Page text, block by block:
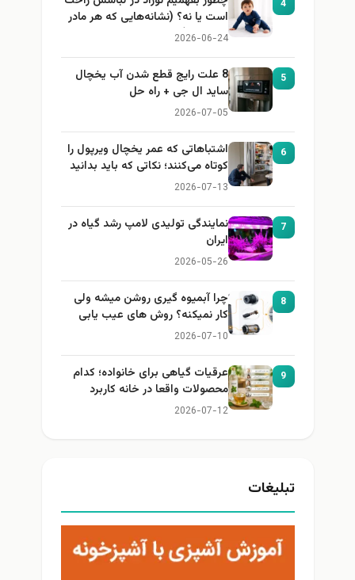
4
است یا نه؟ (نشانه‌هایی که هر مادر
باید بداند)
2026-06-24
5
8 علت رایج قطع شدن آب یخچال
ساید ال جی + راه حل
2026-07-05
6
اشتباهاتی که عمر یخچال ویرپول را
کوتاه می‌کنند؛ نکاتی که باید بدانید
2026-07-13
7
نمایندگی تولیدی لامپ رشد گیاه در
ایران
2026-05-26
8
چرا آبمیوه گیری روشن میشه ولی
کار نمیکنه؟ روش های عیب یابی
2026-07-10
9
عرقیات گیاهی برای خانواده؛ کدام
محصولات واقعا در خانه کاربرد
دارند؟
2026-07-12
تبلیغات